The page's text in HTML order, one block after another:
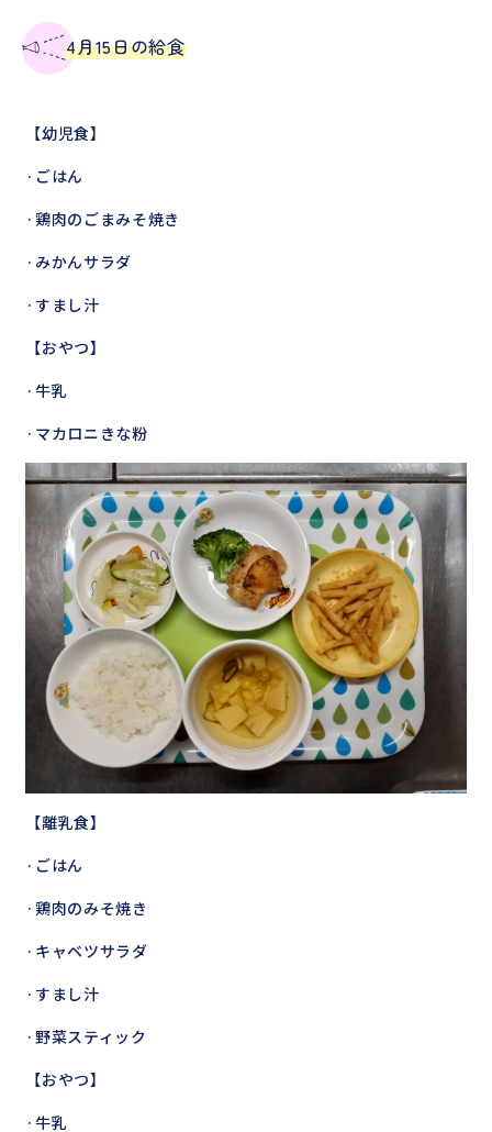
4月15日の給食
【幼児食】
·ごはん
·鶏肉のごまみそ焼き
·みかんサラダ
·すまし汁
【おやつ】
·牛乳
·マカロニきな粉
【離乳食】
·ごはん
·鶏肉のみそ焼き
·キャベツサラダ
·すまし汁
·野菜スティック
【おやつ】
·牛乳